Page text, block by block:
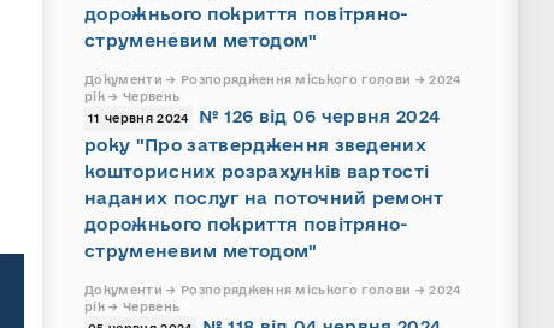
дорожнього покриття повітряно-
струменевим методом"
Документи → Розпорядження міського голови → 2024
рік → Червень
11 червня 2024
№ 126 від 06 червня 2024
року "Про затвердження зведених
кошторисних розрахунків вартості
наданих послуг на поточний ремонт
дорожнього покриття повітряно-
струменевим методом"
Документи → Розпорядження міського голови → 2024
рік → Червень